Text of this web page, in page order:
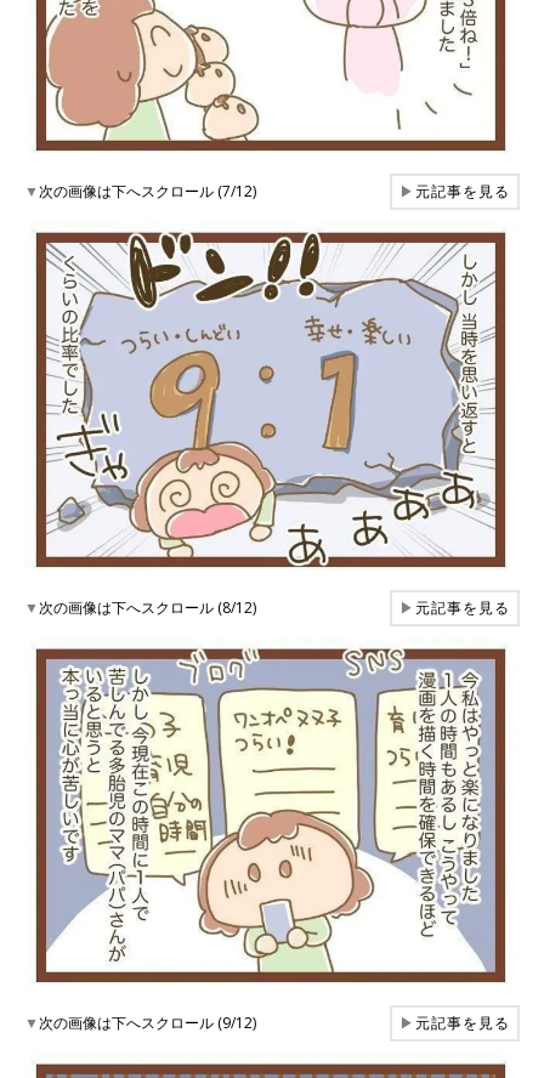
▼次の画像は下へスクロール (7/12) ▶元記事を見る
▼次の画像は下へスクロール (8/12) ▶元記事を見る
▼次の画像は下へスクロール (9/12) ▶元記事を見る